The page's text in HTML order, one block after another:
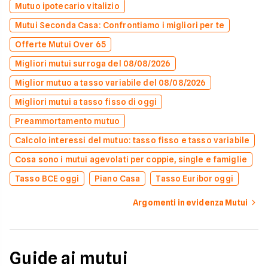
Mutuo ipotecario vitalizio
Mutui Seconda Casa: Confrontiamo i migliori per te
Offerte Mutui Over 65
Migliori mutui surroga del 08/08/2026
Miglior mutuo a tasso variabile del 08/08/2026
Migliori mutui a tasso fisso di oggi
Preammortamento mutuo
Calcolo interessi del mutuo: tasso fisso e tasso variabile
Cosa sono i mutui agevolati per coppie, single e famiglie
Tasso BCE oggi
Piano Casa Tasso Euribor oggi
Argomenti in evidenza Mutui
Guide ai mutui